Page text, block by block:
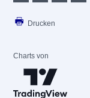
Drucken
Charts von